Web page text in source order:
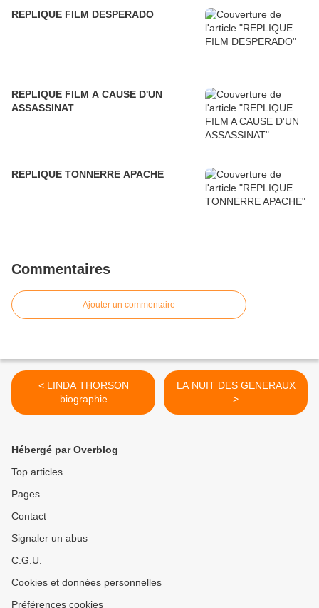
REPLIQUE FILM DESPERADO
REPLIQUE FILM A CAUSE D'UN
ASSASSINAT
REPLIQUE TONNERRE APACHE
Commentaires
Ajouter un commentaire
< LINDA THORSON
biographie
LA NUIT DES GENERAUX
>
Hébergé par Overblog
Top articles
Pages
Contact
Signaler un abus
C.G.U.
Cookies et données personnelles
Préférences cookies